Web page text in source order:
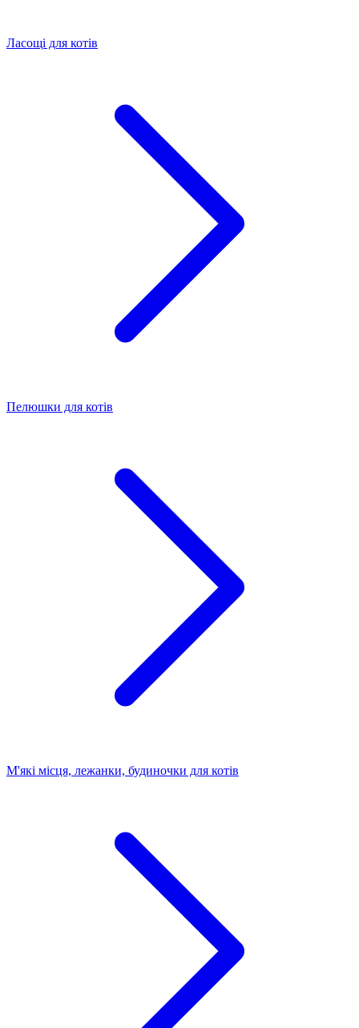
Ласощі для котів
Пелюшки для котів
М'які місця, лежанки, будиночки для котів